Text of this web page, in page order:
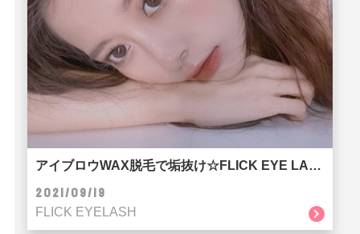
アイブロウWAX脱毛で垢抜け☆FLICK EYE LASH SALON京都河原町店
2021/09/19
FLICK EYELASH